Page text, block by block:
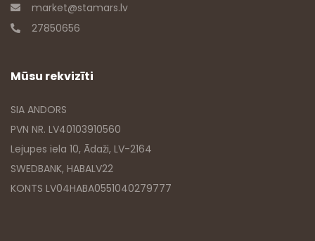
market@stamars.lv
27850656
Mūsu rekvizīti
SIA ANDORS
PVN NR. LV40103910560
Lejupes iela 10, Ādaži, LV-2164
SWEDBANK, HABALV22
KONTS LV04HABA0551040279777